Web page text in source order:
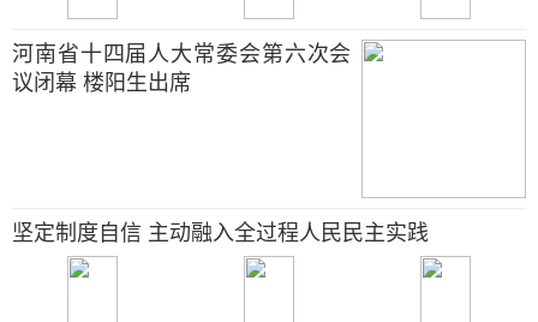
河南省十四届人大常委会第六次会
议闭幕 楼阳生出席
坚定制度自信 主动融入全过程人民民主实践